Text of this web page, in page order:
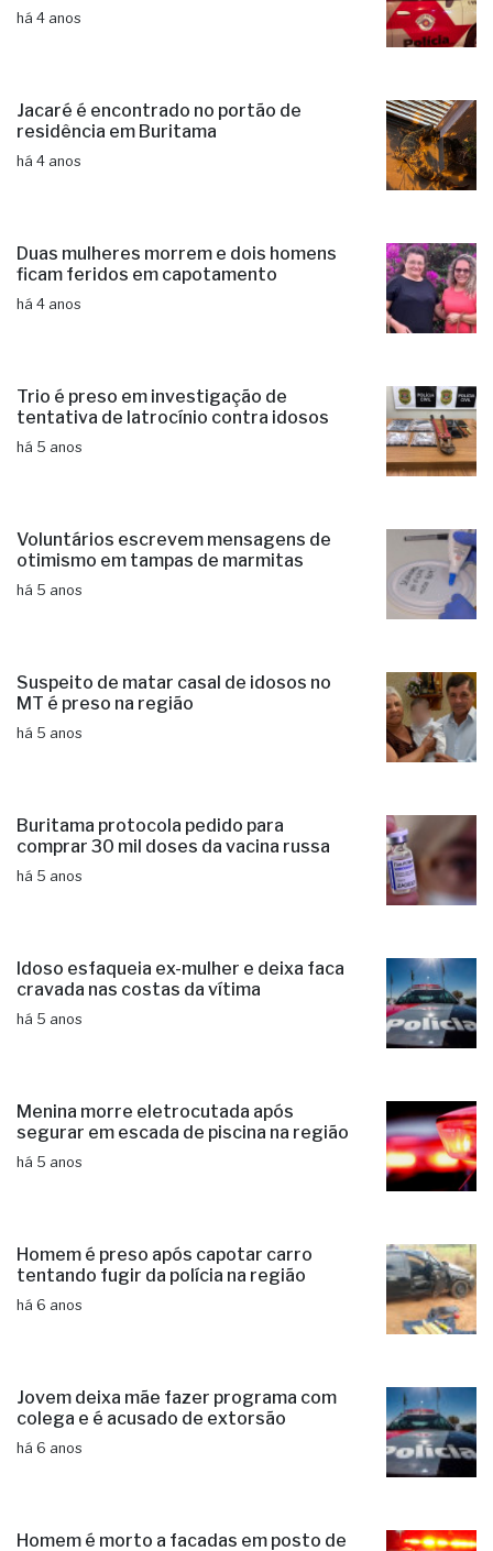
há 4 anos
Jacaré é encontrado no portão de
residência em Buritama
há 4 anos
Duas mulheres morrem e dois homens
ficam feridos em capotamento
há 4 anos
Trio é preso em investigação de
tentativa de latrocínio contra idosos
há 5 anos
Voluntários escrevem mensagens de
otimismo em tampas de marmitas
há 5 anos
Suspeito de matar casal de idosos no
MT é preso na região
há 5 anos
Buritama protocola pedido para
comprar 30 mil doses da vacina russa
há 5 anos
Idoso esfaqueia ex-mulher e deixa faca
cravada nas costas da vítima
há 5 anos
Menina morre eletrocutada após
segurar em escada de piscina na região
há 5 anos
Homem é preso após capotar carro
tentando fugir da polícia na região
há 6 anos
Jovem deixa mãe fazer programa com
colega e é acusado de extorsão
há 6 anos
Homem é morto a facadas em posto de